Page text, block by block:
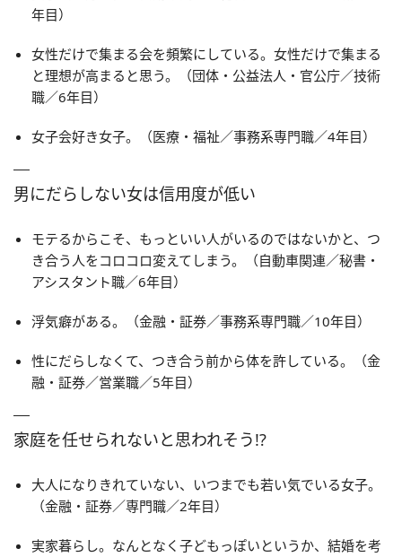
年目）
女性だけで集まる会を頻繁にしている。女性だけで集まる
と理想が高まると思う。（団体・公益法人・官公庁／技術
職／6年目）
女子会好き女子。（医療・福祉／事務系専門職／4年目）
男にだらしない女は信用度が低い
モテるからこそ、もっといい人がいるのではないかと、つ
き合う人をコロコロ変えてしまう。（自動車関連／秘書・
アシスタント職／6年目）
浮気癖がある。（金融・証券／事務系専門職／10年目）
性にだらしなくて、つき合う前から体を許している。（金
融・証券／営業職／5年目）
家庭を任せられないと思われそう!?
大人になりきれていない、いつまでも若い気でいる女子。
（金融・証券／専門職／2年目）
実家暮らし。なんとなく子どもっぽいというか、結婚を考